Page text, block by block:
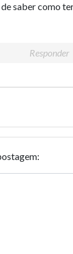
saber como
Responder